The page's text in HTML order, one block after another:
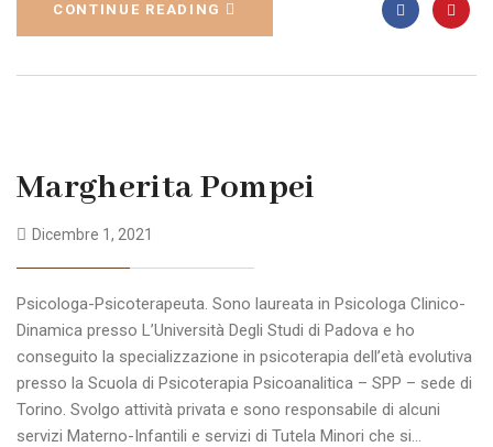
CONTINUE READING
Margherita Pompei
Dicembre 1, 2021
Psicologa-Psicoterapeuta. Sono laureata in Psicologa Clinico-
Dinamica presso L’Università Degli Studi di Padova e ho
conseguito la specializzazione in psicoterapia dell’età evolutiva
presso la Scuola di Psicoterapia Psicoanalitica – SPP – sede di
Torino. Svolgo attività privata e sono responsabile di alcuni
servizi Materno-Infantili e servizi di Tutela Minori che si…